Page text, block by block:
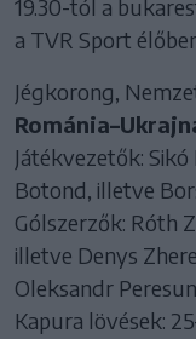
19.30-tól a
a TVR Sport
Jégkorong,
Játékvezetők:
Botond, illetve
Gólszerzők: Róth
illetve Denys
Oleksandr
Kapura lövések: